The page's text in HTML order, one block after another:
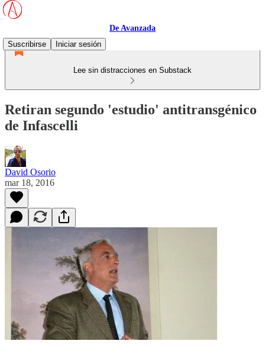
De Avanzada
Suscribirse
Iniciar sesión
Lee sin distracciones en Substack
Retiran segundo 'estudio' antitransgénico
de Infascelli
David Osorio
mar 18, 2016